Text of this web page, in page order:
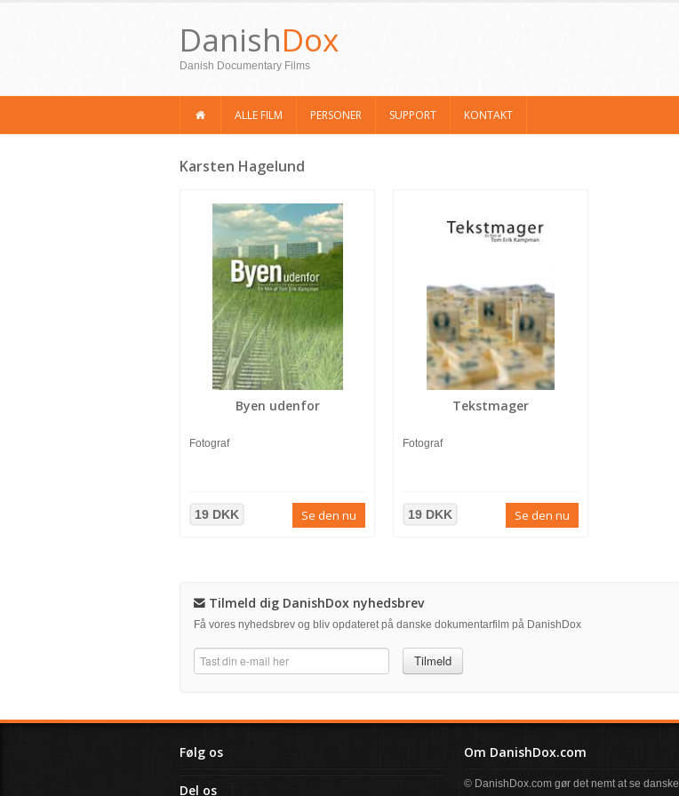
DanishDox
Danish Documentary Films
ALLE FILM PERSONER SUPPORT KONTAKT
Karsten Hagelund
Byen udenfor
Fotograf
19 DKK Se den nu
Tekstmager
Fotograf
19 DKK Se den nu
Tilmeld dig DanishDox nyhedsbrev
Få vores nyhedsbrev og bliv opdateret på danske dokumentarfilm på DanishDox
Tilmeld
Følg os
Del os
Om DanishDox.com
© DanishDox.com gør det nemt at se danske